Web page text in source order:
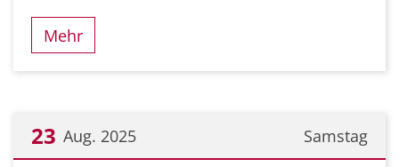
Mehr
Samstag
23 Aug. 2025